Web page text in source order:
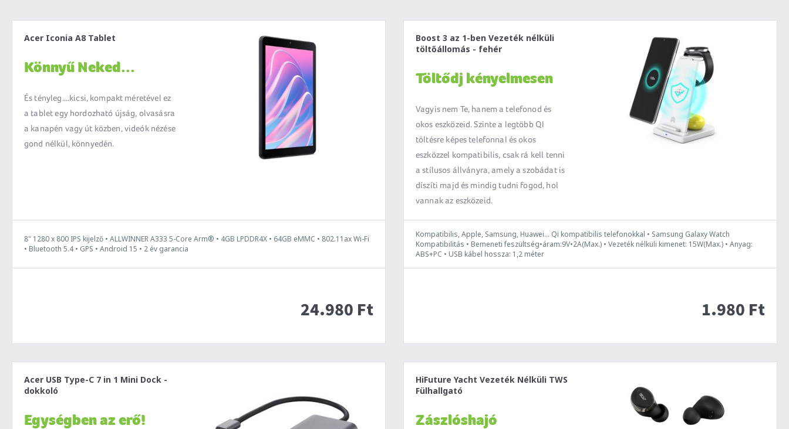
Acer Iconia A8 Tablet
Könnyű Neked...
És tényleg....kicsi, kompakt méretével ez
a tablet egy hordozható újság, olvasásra
a kanapén vagy út közben, videók nézése
gond nélkül, könnyedén.
8" 1280 x 800 IPS kijelző • ALLWINNER A333 5-Core Arm® • 4GB LPDDR4X • 64GB eMMC • 802.11ax Wi-Fi
• Bluetooth 5.4 • GPS • Android 15 • 2 év garancia
24.980 Ft
Boost 3 az 1-ben Vezeték nélküli
töltőállomás - fehér
Töltődj kényelmesen
Vagyis nem Te, hanem a telefonod és
okos eszközeid. Szinte a legtöbb QI
töltésre képes telefonnal és okos
eszközzel kompatibilis, csak rá kell tenni
a stílusos állványra, amely a szobádat is
díszíti majd és mindig tudni fogod, hol
vannak az eszközeid.
Kompatibilis, Apple, Samsung, Huawei... Qi kompatibilis telefonokkal • Samsung Galaxy Watch
Kompatibilitás • Bemeneti feszültség•áram:9V•2A(Max.) • Vezeték nélküli kimenet: 15W(Max.) • Anyag:
ABS+PC • USB kábel hossza: 1,2 méter
1.980 Ft
Acer USB Type-C 7 in 1 Mini Dock -
dokkoló
Egységben az erő!
HiFuture Yacht Vezeték Nélküli TWS
Fülhallgató
Zászlóshajó